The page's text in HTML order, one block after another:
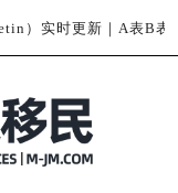
）实时更新｜A表B表